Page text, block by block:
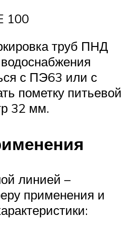
100
труб ПНД
с ПЭ63 или с
пометку питьевой
32 мм.
линией –
применения и